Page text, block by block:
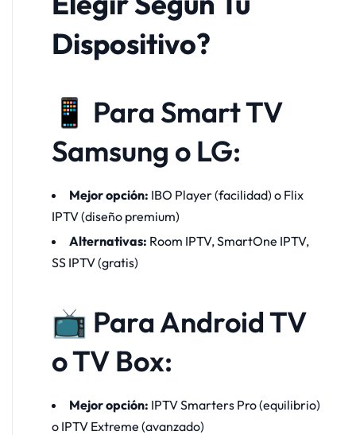
Dispositivo?
📱 Para Smart TV
Samsung o LG:
Mejor opción: IBO Player (facilidad) o Flix
IPTV (diseño premium)
Alternativas: Room IPTV, SmartOne IPTV,
SS IPTV (gratis)
📺 Para Android TV
o TV Box:
Mejor opción: IPTV Smarters Pro (equilibrio)
o IPTV Extreme (avanzado)